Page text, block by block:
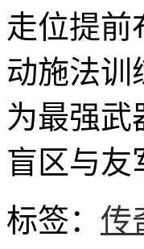
走位提前
动施法训
为最强武
盲区与友
标签： 传